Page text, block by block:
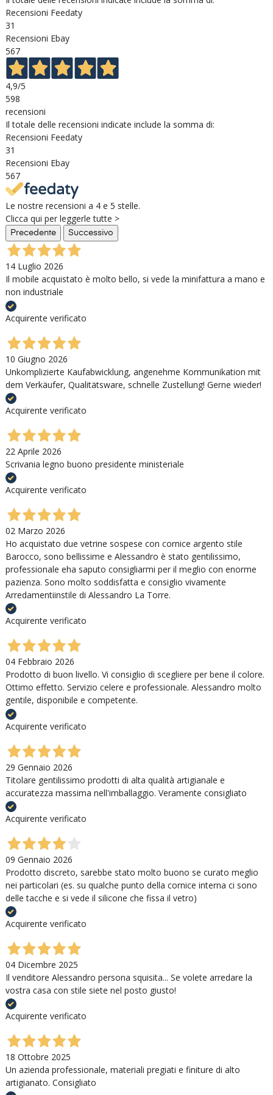
Recensioni Feedaty
31
Recensioni Ebay
567
4,9/5
598
recensioni
Il totale delle recensioni indicate include la somma di:
Recensioni Feedaty
31
Recensioni Ebay
567
Le nostre recensioni a 4 e 5 stelle.
Clicca qui per leggerle tutte >
Precedente Successivo
14 Luglio 2026
Il mobile acquistato è molto bello, si vede la minifattura a mano e
non industriale
Acquirente verificato
10 Giugno 2026
Unkomplizierte Kaufabwicklung, angenehme Kommunikation mit
dem Verkäufer, Qualitätsware, schnelle Zustellung! Gerne wieder!
Acquirente verificato
22 Aprile 2026
Scrivania legno buono presidente ministeriale
Acquirente verificato
02 Marzo 2026
Ho acquistato due vetrine sospese con cornice argento stile
Barocco, sono bellissime e Alessandro è stato gentilissimo,
professionale eha saputo consigliarmi per il meglio con enorme
pazienza. Sono molto soddisfatta e consiglio vivamente
Arredamentiinstile di Alessandro La Torre.
Acquirente verificato
04 Febbraio 2026
Prodotto di buon livello. Vi consiglio di scegliere per bene il colore.
Ottimo effetto. Servizio celere e professionale. Alessandro molto
gentile, disponibile e competente.
Acquirente verificato
29 Gennaio 2026
Titolare gentilissimo prodotti di alta qualità artigianale e
accuratezza massima nell'imballaggio. Veramente consigliato
Acquirente verificato
09 Gennaio 2026
Prodotto discreto, sarebbe stato molto buono se curato meglio
nei particolari (es. su qualche punto della cornice interna ci sono
delle tacche e si vede il silicone che fissa il vetro)
Acquirente verificato
04 Dicembre 2025
Il venditore Alessandro persona squisita... Se volete arredare la
vostra casa con stile siete nel posto giusto!
Acquirente verificato
18 Ottobre 2025
Un azienda professionale, materiali pregiati e finiture di alto
artigianato. Consigliato